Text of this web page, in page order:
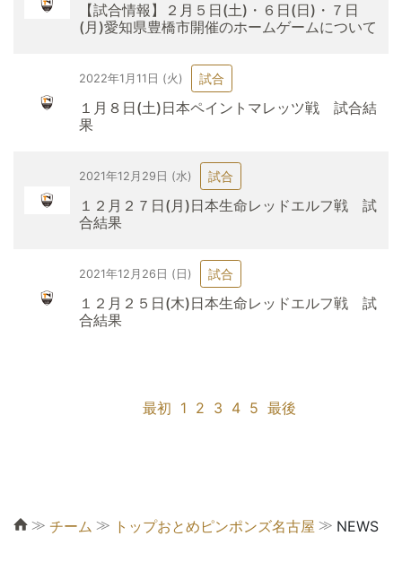
【試合情報】２月５日(土)・６日(日)・７日
(月)愛知県豊橋市開催のホームゲームについて
2022年1月11日 (火) 試合
１月８日(土)日本ペイントマレッツ戦 試合結
果
2021年12月29日 (水) 試合
１２月２７日(月)日本生命レッドエルフ戦 試
合結果
2021年12月26日 (日) 試合
１２月２５日(木)日本生命レッドエルフ戦 試
合結果
最初 1 2 3 4 5 最後
≫ チーム ≫ トップおとめピンポンズ名古屋 ≫ NEWS